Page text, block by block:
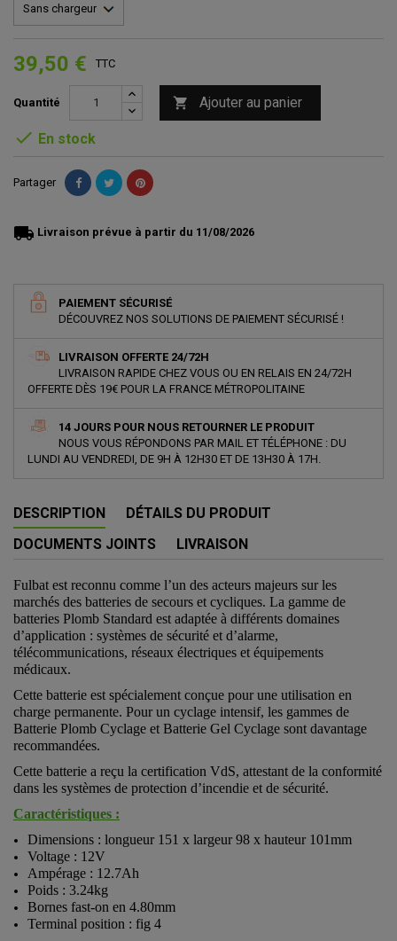
39,50 € TTC
Quantité  Ajouter au panier
 En stock
Partager
local_shipping Livraison prévue à partir du 11/08/2026
PAIEMENT SÉCURISÉ
DÉCOUVREZ NOS SOLUTIONS DE PAIEMENT SÉCURISÉ !
LIVRAISON OFFERTE 24/72H
LIVRAISON RAPIDE CHEZ VOUS OU EN RELAIS EN 24/72H
OFFERTE DÈS 19€ POUR LA FRANCE MÉTROPOLITAINE
14 JOURS POUR NOUS RETOURNER LE PRODUIT
NOUS VOUS RÉPONDONS PAR MAIL ET TÉLÉPHONE : DU
LUNDI AU VENDREDI, DE 9H À 12H30 ET DE 13H30 À 17H.
DESCRIPTION
DÉTAILS DU PRODUIT
DOCUMENTS JOINTS
LIVRAISON
Fulbat est reconnu comme l’un des acteurs majeurs sur les
marchés des batteries de secours et cycliques. La gamme de
batteries Plomb Standard est adaptée à différents domaines
d’application : systèmes de sécurité et d’alarme,
télécommunications, réseaux électriques et équipements
médicaux.
Cette batterie est spécialement conçue pour une utilisation en
charge permanente. Pour un cyclage intensif, les gammes de
Batterie Plomb Cyclage et Batterie Gel Cyclage sont davantage
recommandées.
Cette batterie a reçu la certification VdS, attestant de la conformité
dans les systèmes de protection d’incendie et de sécurité.
Caractéristiques :
Dimensions : longueur 151 x largeur 98 x hauteur 101mm
Voltage : 12V
Ampérage : 12.7Ah
Poids : 3.24kg
Bornes fast-on en 4.80mm
Terminal position : fig 4